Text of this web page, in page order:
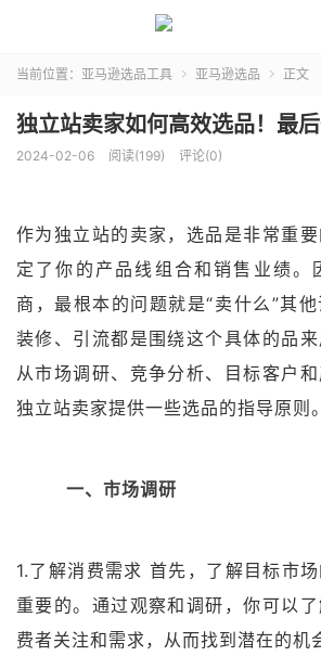
当前位置： 亚马逊选品工具  亚马逊选品  正文
独立站卖家如何高效选品！最后
2024-02-06 阅读(199) 评论(0)
作为独立站的卖家，选品是非常重
定了你的产品线组合和销售业绩。
商，最根本的问题就是“卖什么”其他
装修、引流都是围绕这个具体的品
从市场调研、竞争分析、目标客户
独立站卖家提供一些选品的指导原则。
一、市场调研
1.了解消费需求 首先，了解目标市
重要的。通过观察和调研，你可以
费者关注和需求，从而找到潜在的机